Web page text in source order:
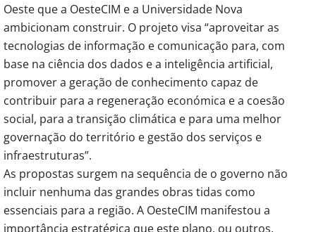
Oeste que a OesteCIM e a Universidade Nova
ambicionam construir. O projeto visa “aproveitar as
tecnologias de informação e comunicação para, com
base na ciência dos dados e a inteligência artificial,
promover a geração de conhecimento capaz de
contribuir para a regeneração económica e a coesão
social, para a transição climática e para uma melhor
governação do território e gestão dos serviços e
infraestruturas”.
As propostas surgem na sequência de o governo não
incluir nenhuma das grandes obras tidas como
essenciais para a região. A OesteCIM manifestou a
importância estratégica que este plano, ou outros,